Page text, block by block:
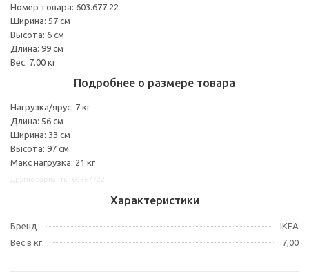
Номер товара: 603.677.22
Ширина: 57 см
Высота: 6 см
Длина: 99 см
Вес: 7.00 кг
Подробнее о размере товара
Нагрузка/ярус: 7 кг
Длина: 56 см
Ширина: 33 см
Высота: 97 см
Макс нагрузка: 21 кг
Характеристики
Бренд
IKEA
Вес в кг.
7,00